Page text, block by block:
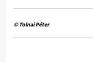
© Tolnai Péter